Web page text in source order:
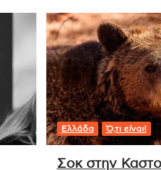
Ελλάδα Ό,τι είναι!
Σοκ στην